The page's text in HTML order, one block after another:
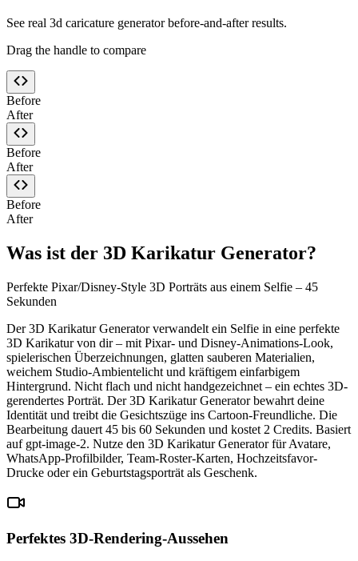
See real 3d caricature generator before-and-after results.
Drag the handle to compare
Before
After
Before
After
Before
After
Was ist der 3D Karikatur Generator?
Perfekte Pixar/Disney-Style 3D Porträts aus einem Selfie – 45
Sekunden
Der 3D Karikatur Generator verwandelt ein Selfie in eine perfekte
3D Karikatur von dir – mit Pixar- und Disney-Animations-Look,
spielerischen Überzeichnungen, glatten sauberen Materialien,
weichem Studio-Ambientelicht und kräftigem einfarbigem
Hintergrund. Nicht flach und nicht handgezeichnet – ein echtes 3D-
gerendertes Porträt. Der 3D Karikatur Generator bewahrt deine
Identität und treibt die Gesichtszüge ins Cartoon-Freundliche. Die
Bearbeitung dauert 45 bis 60 Sekunden und kostet 2 Credits. Basiert
auf gpt-image-2. Nutze den 3D Karikatur Generator für Avatare,
WhatsApp-Profilbilder, Team-Roster-Karten, Hochzeitsfavor-
Drucke oder ein Geburtstagsporträt als Geschenk.
Perfektes 3D-Rendering-Aussehen